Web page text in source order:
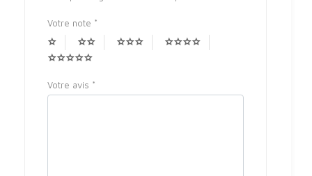
Votre note *
Votre avis *